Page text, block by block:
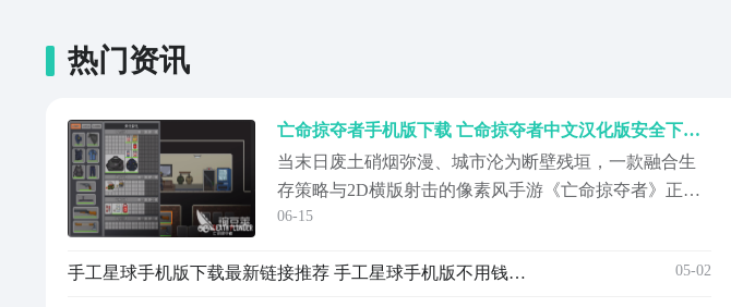
热门资讯
亡命掠夺者手机版下载 亡命掠夺者中文汉化版安全下载渠道汇总
当末日废土硝烟弥漫、城市沦为断壁残垣，一款融合生
存策略与2D横版射击的像素风手游《亡命掠夺者》正引
发广泛关注。玩家可通过主流应用商店及文中提供的专
尸孤岛世界——被强制隔离的废弃城镇中，资源稀缺、
06-15
手工星球手机版下载最新链接推荐 手工星球手机版不用钱下载安装链接2023 05-02